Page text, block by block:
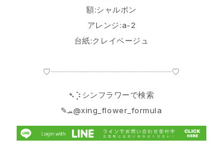
額:シャルボン
アレンジ:a-2
台紙:クレイベージュ
♡┈┈┈┈┈┈┈┈┈┈┈┈┈┈┈♡
➴⡱シンフラワーで検索
‎✎ܚ@xing_flower_formula